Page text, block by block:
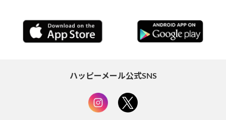
ハッピーメール公式SNS